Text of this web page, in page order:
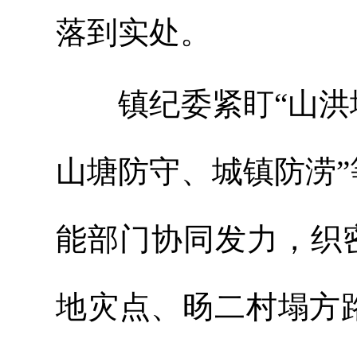
落到实处。
镇纪委紧盯“山洪
山塘防守、城镇防涝
能部门协同发力，织
地灾点、旸二村塌方